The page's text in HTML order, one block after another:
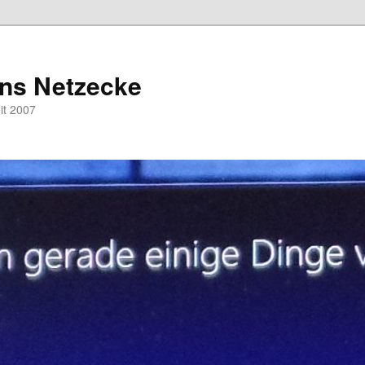
Netzecke
2007